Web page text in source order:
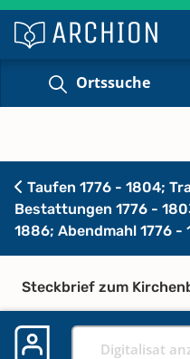
Ortssuche
Taufen 1776 - 1804;
Bestattungen 1776 -
1886; Abendmahl 1776 -
Steckbrief zum
Digitalisat